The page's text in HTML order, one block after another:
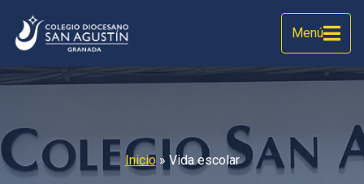
Menú
Inicio» Vida escolar